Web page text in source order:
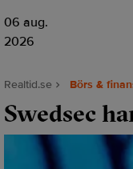
06 aug.
2026
Realtid.se Börs &
Swedsec